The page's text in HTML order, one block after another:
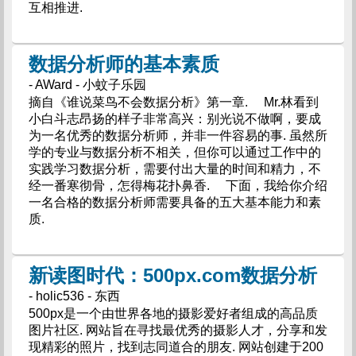
互相推进.
数据分析师的基本素质
- AWard - 小蚊子乐园
摘自《谁说菜鸟不会数据分析》第一章. Mr.林看到
小白斗志昂扬的样子非常高兴：别光说不做啊，要成
为一名优秀的数据分析师，并非一件容易的事. 虽然所
学的专业与数据分析不相关，但你可以通过工作中的
实践学习数据分析，需要付出大量的时间和精力，不
经一番寒彻骨，怎得梅花扑鼻香. 下面，我给你介绍
一名合格的数据分析师需要具备的五大基本能力和素
质.
新读图时代：500px.com数据分析
- holic536 - 东西
500px是一个由世界各地的摄影爱好者组成的高品质
图片社区. 网站旨在寻找最优秀的摄影人才，分享和发
现精彩的照片，找到志同道合的朋友. 网站创建于200